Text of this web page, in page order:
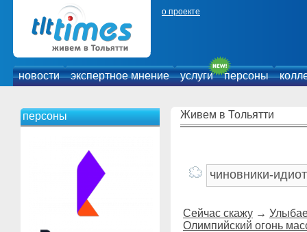
о проекте
новости экспертное мнение услуги персоны
персоны Живем в Тольятти
Сейчас скажу →
Олимпийский огонь